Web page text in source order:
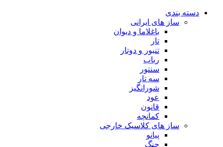
دسته بندی
ساز های ایرانی
باغلاما و دیوان
تار
تنبور و دوتار
رباب
سنتور
سه تار
شورانگیز
عود
قانون
کمانچه
ساز های کلاسیک خارجی
پیانو
چنگ